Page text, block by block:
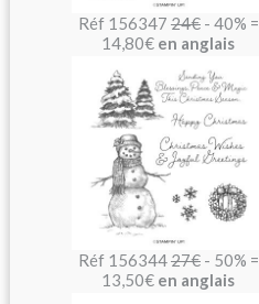
Réf 156347 24€ - 40% =
14,80€ en anglais
Réf 15634427€ - 50% =
13,50€ en anglais